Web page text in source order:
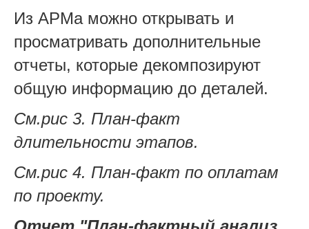
Из АРМа можно открывать и
просматривать дополнительные
отчеты, которые декомпозируют
общую информацию до деталей.
См.рис 3. План-факт
длительности этапов.
См.рис 4. План-факт по оплатам
по проекту.